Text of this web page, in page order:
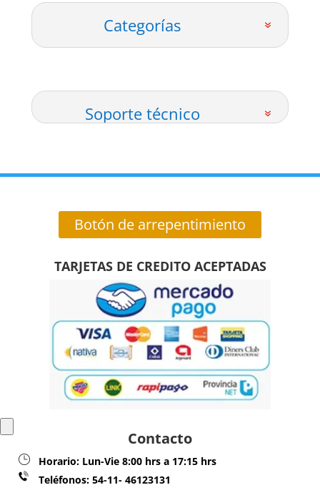
Categorías
Soporte técnico
Botón de arrepentimiento
TARJETAS DE CREDITO ACEPTADAS
Contacto
Horario: Lun-Vie 8:00 hrs a 17:15 hrs
Teléfonos: 54-11- 46123131